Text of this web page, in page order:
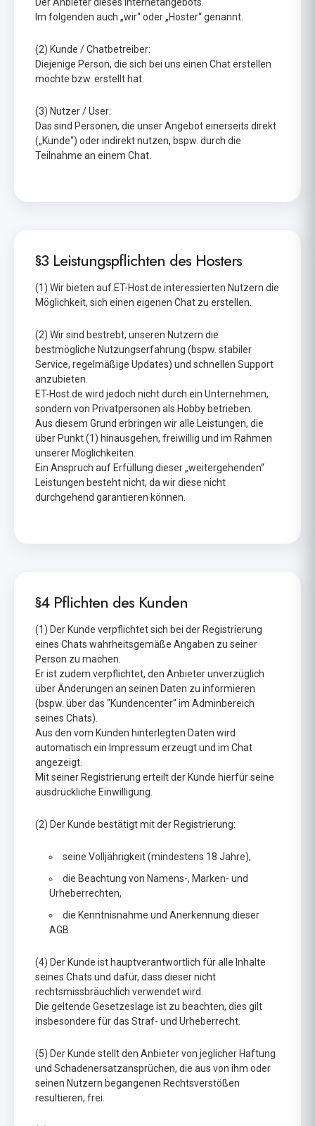
Im folgenden auch „wir“ oder „Hoster“ genannt.
(2) Kunde / Chatbetreiber:
Diejenige Person, die sich bei uns einen Chat erstellen
möchte bzw. erstellt hat.
(3) Nutzer / User:
Das sind Personen, die unser Angebot einerseits direkt
(„Kunde“) oder indirekt nutzen, bspw. durch die
Teilnahme an einem Chat.
§3 Leistungspflichten des Hosters
(1) Wir bieten auf ET-Host.de interessierten Nutzern die
Möglichkeit, sich einen eigenen Chat zu erstellen.
(2) Wir sind bestrebt, unseren Nutzern die
bestmögliche Nutzungserfahrung (bspw. stabiler
Service, regelmäßige Updates) und schnellen Support
anzubieten.
ET-Host.de wird jedoch nicht durch ein Unternehmen,
sondern von Privatpersonen als Hobby betrieben.
Aus diesem Grund erbringen wir alle Leistungen, die
über Punkt (1) hinausgehen, freiwillig und im Rahmen
unserer Möglichkeiten.
Ein Anspruch auf Erfüllung dieser „weitergehenden“
Leistungen besteht nicht, da wir diese nicht
durchgehend garantieren können.
§4 Pflichten des Kunden
(1) Der Kunde verpflichtet sich bei der Registrierung
eines Chats wahrheitsgemäße Angaben zu seiner
Person zu machen.
Er ist zudem verpflichtet, den Anbieter unverzüglich
über Änderungen an seinen Daten zu informieren
(bspw. über das "Kundencenter" im Adminbereich
seines Chats).
Aus den vom Kunden hinterlegten Daten wird
automatisch ein Impressum erzeugt und im Chat
angezeigt.
Mit seiner Registrierung erteilt der Kunde hierfür seine
ausdrückliche Einwilligung.
(2) Der Kunde bestätigt mit der Registrierung:
seine Volljährigkeit (mindestens 18 Jahre),
die Beachtung von Namens-, Marken- und
Urheberrechten,
die Kenntnisnahme und Anerkennung dieser
AGB.
(4) Der Kunde ist hauptverantwortlich für alle Inhalte
seines Chats und dafür, dass dieser nicht
rechtsmissbräuchlich verwendet wird.
Die geltende Gesetzeslage ist zu beachten, dies gilt
insbesondere für das Straf- und Urheberrecht.
(5) Der Kunde stellt den Anbieter von jeglicher Haftung
und Schadenersatzansprüchen, die aus von ihm oder
seinen Nutzern begangenen Rechtsverstößen
resultieren, frei.